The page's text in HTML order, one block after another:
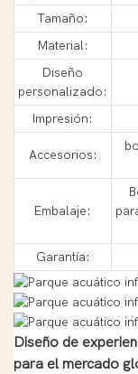
Tamaño:
Material:
Diseño
personalizado:
Impresión:
Accesorios:
Embalaje:
Garantía:
Diseño de
para el mercado